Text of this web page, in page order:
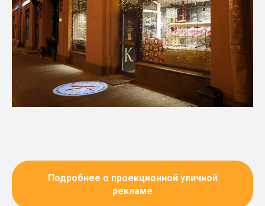
Подробнее о проекционной уличной
рекламе